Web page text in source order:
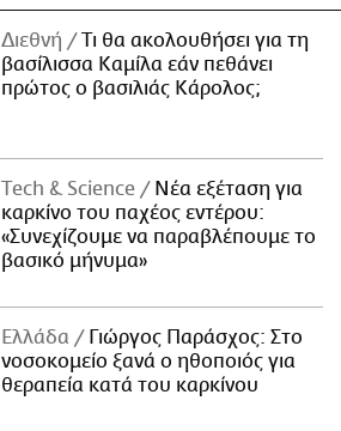
Διεθνή
Τι θα ακολουθήσει για τη
βασίλισσα Καμίλα εάν πεθάνει
πρώτος ο βασιλιάς Κάρολος;
Τech & Science
Νέα εξέταση για
καρκίνο του παχέος εντέρου:
«Συνεχίζουμε να παραβλέπουμε το
βασικό μήνυμα»
Ελλάδα
Γιώργος Παράσχος: Στο
νοσοκομείο ξανά ο ηθοποιός για
θεραπεία κατά του καρκίνου